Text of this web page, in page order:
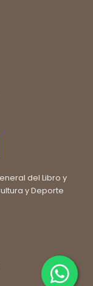
del Libro y
y Deporte